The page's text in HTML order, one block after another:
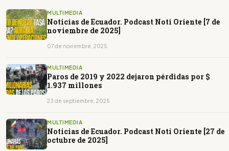
MULTIMEDIA
Noticias de Ecuador. Podcast Noti Oriente [7 de
noviembre de 2025]
07 de noviembre, 2025
MULTIMEDIA
Paros de 2019 y 2022 dejaron pérdidas por $
1.937 millones
23 de septiembre, 2025
MULTIMEDIA
Noticias de Ecuador. Podcast Noti Oriente [27 de
octubre de 2025]